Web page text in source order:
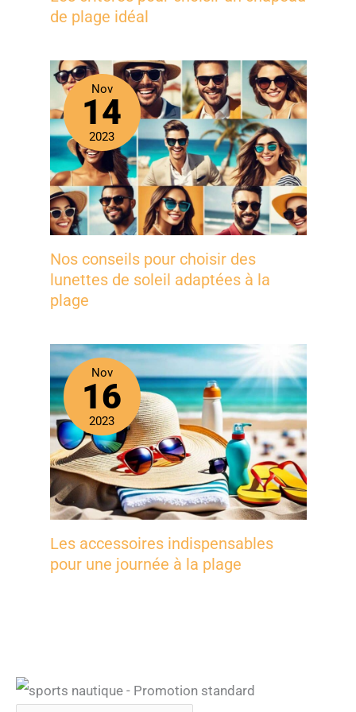
de plage idéal
Nov
14
2023
Nos conseils pour choisir des
lunettes de soleil adaptées à la
plage
Nov
16
2023
Les accessoires indispensables
pour une journée à la plage